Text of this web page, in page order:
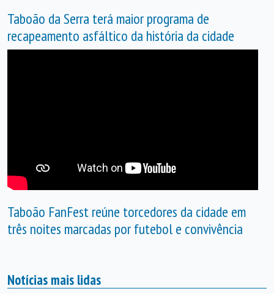
Taboão da Serra terá maior programa de
recapeamento asfáltico da história da cidade
Taboão FanFest reúne torcedores da cidade em
três noites marcadas por futebol e convivência
Notícias mais lidas